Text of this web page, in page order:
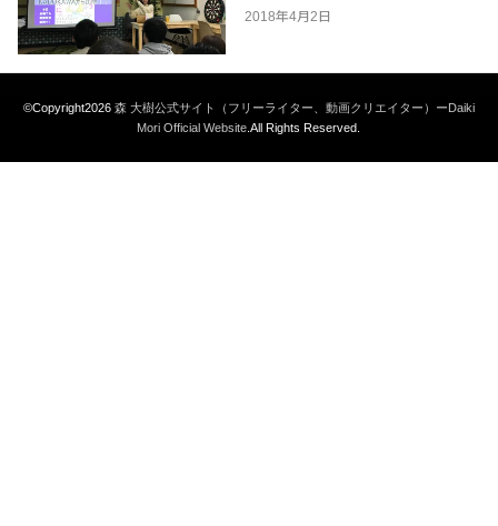
2018年4月2日
©Copyright2026 森 大樹公式サイト（フリーライター、動画クリエイター）ーDaiki
Mori Official Website .All Rights Reserved.